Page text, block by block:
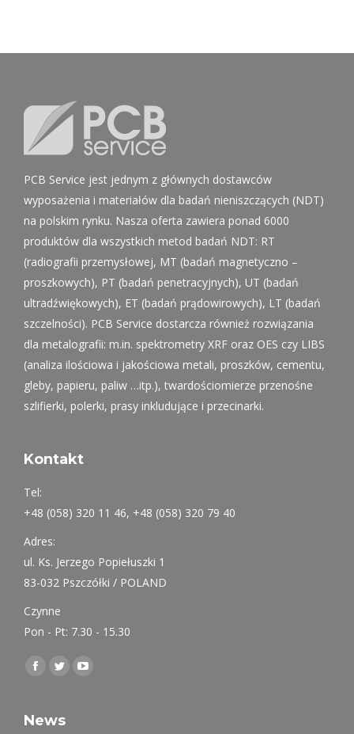
PCB Service jest jednym z głównych dostawców
wyposażenia i materiałów dla badań nieniszczących (NDT)
na polskim rynku. Nasza oferta zawiera ponad 6000
produktów dla wszystkich metod badań NDT: RT
(radiografii przemysłowej, MT (badań magnetyczno –
proszkowych), PT (badań penetracyjnych), UT (badań
ultradźwiękowych), ET (badań prądowirowych), LT (badań
szczelności). PCB Service dostarcza również rozwiązania
dla metalografii: m.in. spektrometry XRF oraz OES czy LIBS
(analiza ilościowa i jakościowa metali, proszków, cementu,
gleby, papieru, paliw …itp.), twardościomierze przenośne
szlifierki, polerki, prasy inkludujące i przecinarki.
Kontakt
Tel:
+48 (058) 320 11 46, +48 (058) 320 79 40
Adres:
ul. Ks. Jerzego Popiełuszki 1
83-032 Pszczółki / POLAND
Czynne
Pon - Pt: 7.30 - 15.30
Find us on:
Facebook
opens
Twitter
opens
YouTube
News